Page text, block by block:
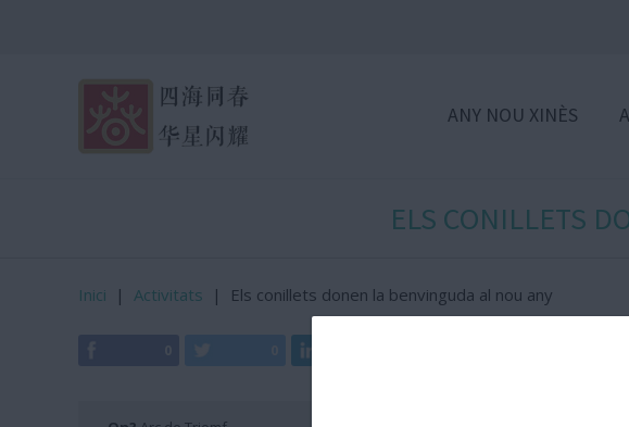
ANY NOU XINÈS
ELS CONILLETS
Inici | Activitats | Els conillets donen la benvinguda al nou any